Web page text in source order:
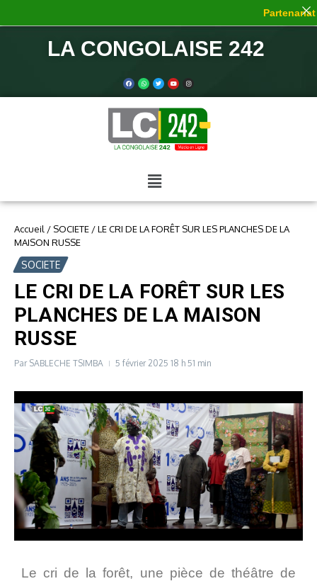
LA CONGOLAISE 242
Accueil / SOCIETE /LE CRI DE LA FORÊT SUR LES PLANCHES DE LA
MAISON RUSSE
SOCIETE
LE CRI DE LA FORÊT SUR LES
PLANCHES DE LA MAISON
RUSSE
Par SABLECHE TSIMBA 5 février 2025 18 h 51 min
Le cri de la forêt, une pièce de théâtre de
Partenariat